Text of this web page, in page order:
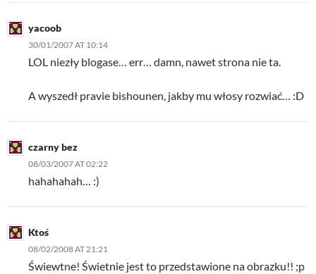
yacoob
30/01/2007 AT 10:14
LOL niezły blogase… err… damn, nawet strona nie ta.
A wyszedł pravie bishounen, jakby mu włosy rozwiać… :D
czarny bez
08/03/2007 AT 02:22
hahahahah… :)
Ktoś
08/02/2008 AT 21:21
Świewtne! Świetnie jest to przedstawione na obrazku!! ;p